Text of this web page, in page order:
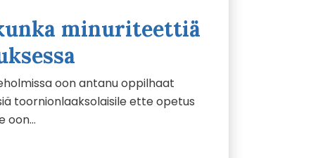
minuriteettiä
oon antanu oppilhaat
toornionlaaksolaisile ette opetus
oon…